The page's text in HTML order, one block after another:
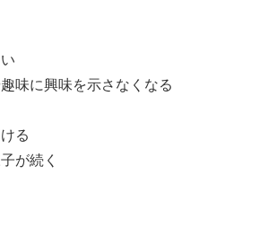
味に興味を示さなくなる
る
が続く